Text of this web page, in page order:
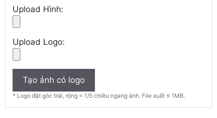
Upload Hình:
Upload Logo:
Tạo ảnh có logo
* Logo đặt góc trái, rộng = 1/5 chiều ngang ảnh. File xuất ≤ 1MB.